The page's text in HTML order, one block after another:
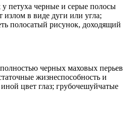
петуха черные и серые полосы
в виде дуги или угла;
полосатый рисунок, доходящий
черных маховых перьев
жизнеспособность и
цвет глаз; грубочешуйчатые